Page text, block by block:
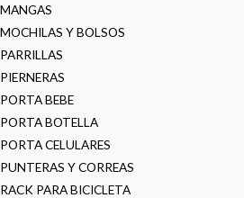
MANGAS
MOCHILAS Y BOLSOS
PARRILLAS
PIERNERAS
PORTA BEBE
PORTA BOTELLA
PORTA CELULARES
PUNTERAS Y CORREAS
RACK PARA BICICLETA